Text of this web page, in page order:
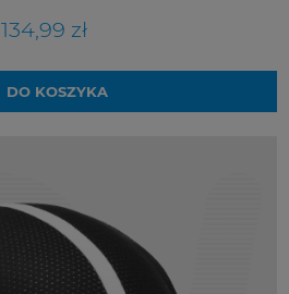
134,99 zł
DO KOSZYKA